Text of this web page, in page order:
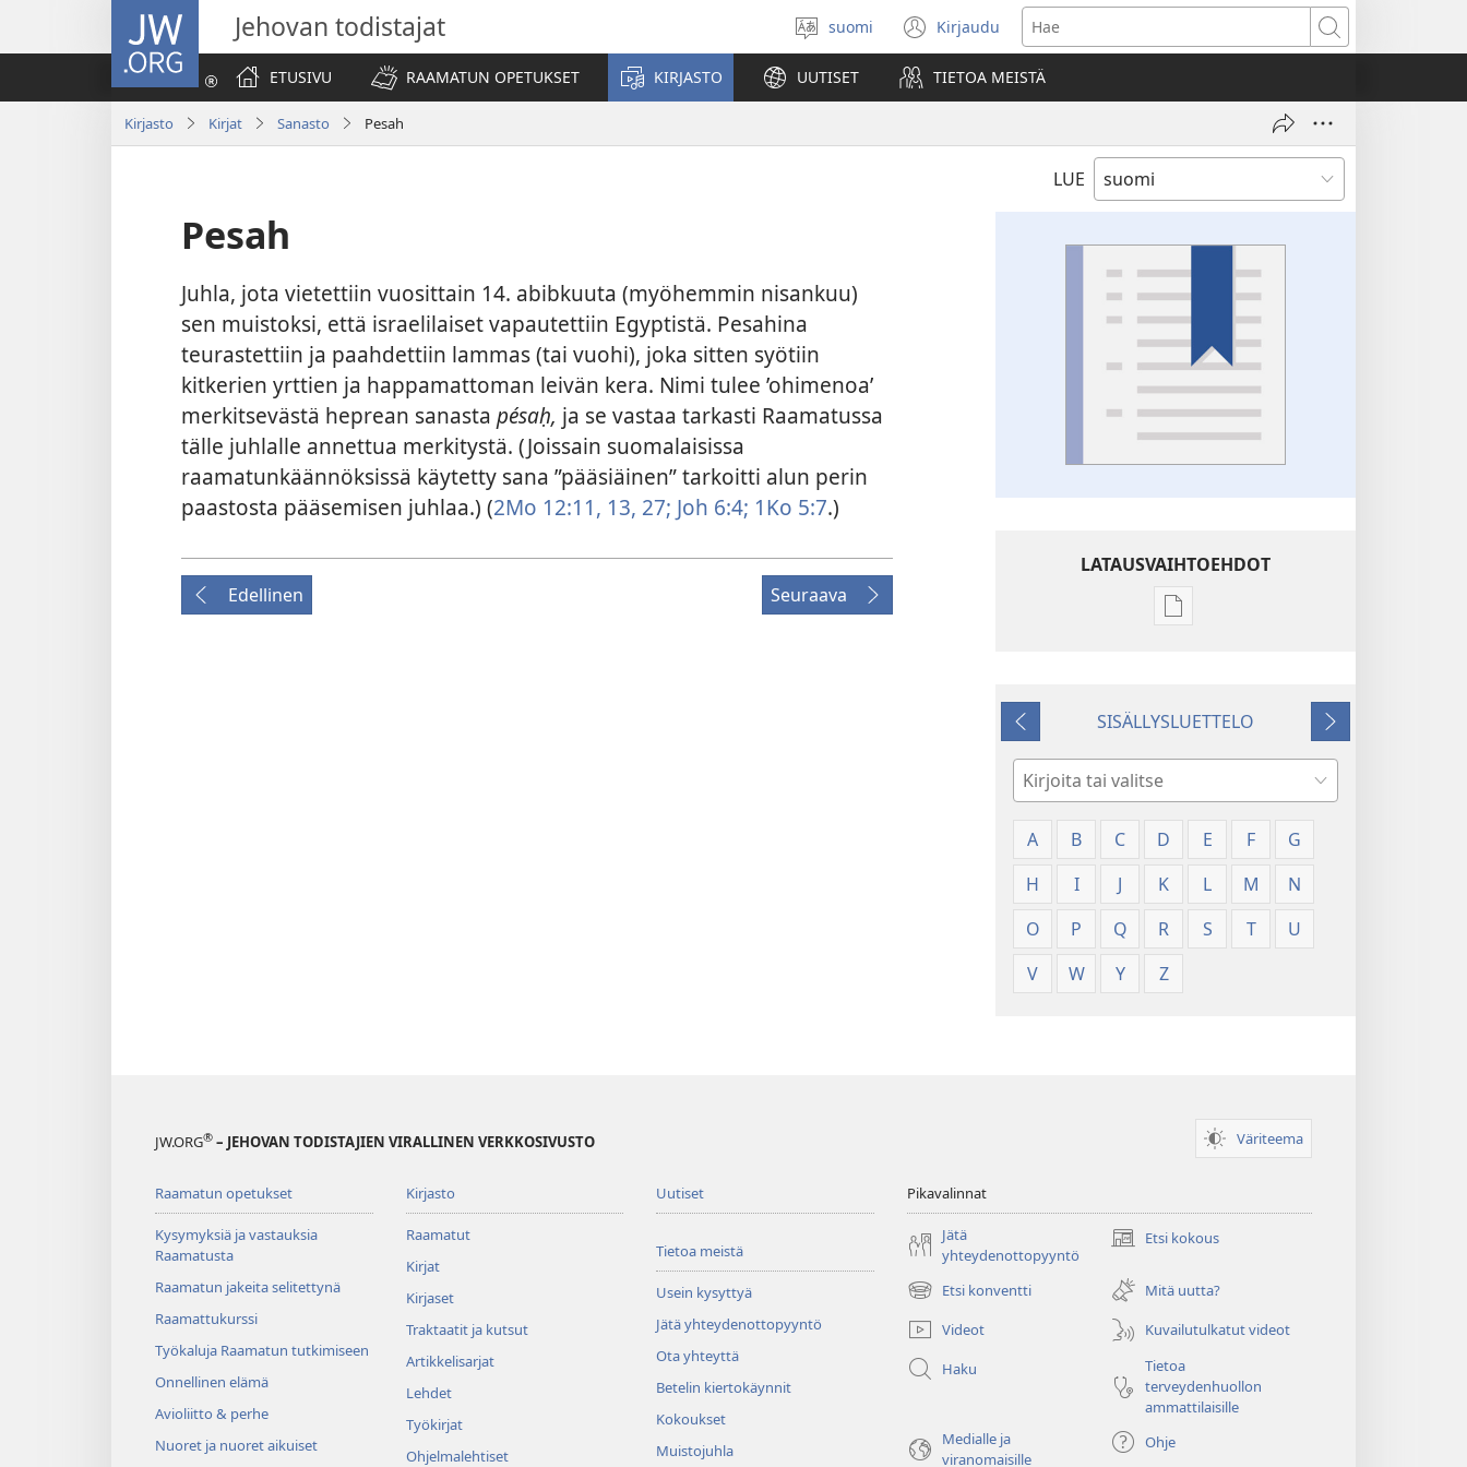
JW.ORG Jehovan todistajat
Valitse
kieli
suomi Kirjaudu
(avaa
uuden
ikkunan)
Hae
ETUSIVU
RAAMATUN OPETUKSET KIRJASTO UUTISET TIETOA MEISTÄ
Kirjasto Kirjat Sanasto Pesah
LUE
Pesah
Juhla, jota vietettiin vuosittain 14. abibkuuta (myöhemmin nisankuu)
sen muistoksi, että israelilaiset vapautettiin Egyptistä. Pesahina
teurastettiin ja paahdettiin lammas (tai vuohi), joka sitten syötiin
kitkerien yrttien ja happamattoman leivän kera. Nimi tulee ’ohimenoa’
merkitsevästä heprean sanasta pésaḥ, ja se vastaa tarkasti Raamatussa
tälle juhlalle annettua merkitystä. (Joissain suomalaisissa
raamatunkäännöksissä käytetty sana ”pääsiäinen” tarkoitti alun perin
paastosta pääsemisen juhlaa.) (2Mo 12:11, 13, 27; Joh 6:4; 1Ko 5:7.)
Edellinen Seuraava
LATAUSVAIHTOEHDOT
Julkaisujen
Edellinen
SISÄLLYSLUETTELO
Seuraava
Hae
A
B C D E F
G
H
I J K L M
N
O
P Q R S T
U
V
W Y Z
JW.ORG® – JEHOVAN TODISTAJIEN VIRALLINEN VERKKOSIVUSTO Väriteema
Raamatun opetukset
Kysymyksiä ja vastauksia
Raamatusta
Raamatun jakeita selitettynä
Raamattukurssi
Työkaluja Raamatun tutkimiseen
Onnellinen elämä
Avioliitto & perhe
Nuoret ja nuoret aikuiset
Kirjasto
Raamatut
Kirjat
Kirjaset
Traktaatit ja kutsut
Artikkelisarjat
Lehdet
Työkirjat
Ohjelmalehtiset
Uutiset
Tietoa meistä
Usein kysyttyä
Jätä yhteydenottopyyntö
Ota yhteyttä
Betelin kiertokäynnit
Kokoukset
Muistojuhla
Pikavalinnat
Jätä
yhteydenottopyyntö
Etsi kokous
(avaa
ikkunan)
Etsi konventti
(avaa
uuden
ikkunan)
Mitä uutta?
Videot
Kuvailutulkatut videot
Haku
Tietoa
terveydenhuollon
ammattilaisille
Medialle ja
viranomaisille
Ohje